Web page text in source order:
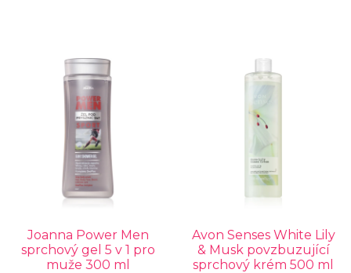
Joanna Power Men
sprchový gel 5 v 1 pro
muže 300 ml
Avon Senses White Lily
& Musk povzbuzující
sprchový krém 500 ml